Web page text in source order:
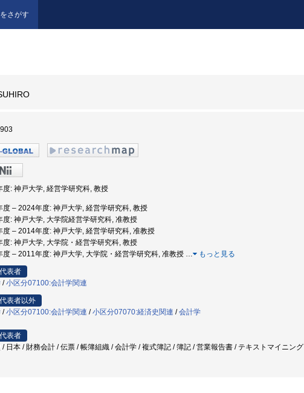
さがす
度: 神戸大学, 経営学研究科, 教授
度 – 2024年度: 神戸大学, 経営学研究科, 教授
度: 神戸大学, 大学院経営学研究科, 准教授
度 – 2014年度: 神戸大学, 経営学研究科, 准教授
度: 神戸大学, 大学院・経営学研究科, 教授
度 – 2011年度: 神戸大学, 大学院・経営学研究科, 准教授 … もっと見る
表者
/小区分07100:会計学関連
表者以外
/小区分07100:会計学関連 /小区分07070:経済史関連 /会計学
表者
/ 日本 / 財務会計 / 伝票 / 帳簿組織 / 会計学 / 複式簿記 / 簿記 / 営業報告書 / テキストマイニング